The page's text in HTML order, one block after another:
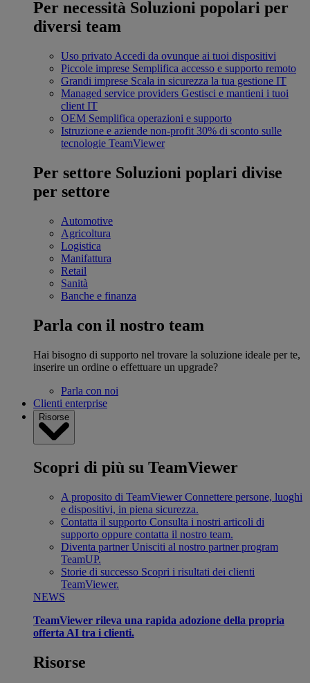
Per necessità Soluzioni popolari per
diversi team
Uso privato Accedi da ovunque ai tuoi dispositivi
Piccole imprese Semplifica accesso e supporto remoto
Grandi imprese Scala in sicurezza la tua gestione IT
Managed service providers Gestisci e mantieni i tuoi
client IT
OEM Semplifica operazioni e supporto
Istruzione e aziende non-profit 30% di sconto sulle
tecnologie TeamViewer
Per settore Soluzioni poplari divise
per settore
Automotive
Agricoltura
Logistica
Manifattura
Retail
Sanità
Banche e finanza
Parla con il nostro team
Hai bisogno di supporto nel trovare la soluzione ideale per te,
inserire un ordine o effettuare un upgrade?
Parla con noi
Clienti enterprise
Risorse
Scopri di più su TeamViewer
A proposito di TeamViewer Connettere persone, luoghi
e dispositivi, in piena sicurezza.
Contatta il supporto Consulta i nostri articoli di
supporto oppure contatta il nostro team.
Diventa partner Unisciti al nostro partner program
TeamUP.
Storie di successo Scopri i risultati dei clienti
TeamViewer.
NEWS
TeamViewer rileva una rapida adozione della propria
offerta AI tra i clienti.
Risorse